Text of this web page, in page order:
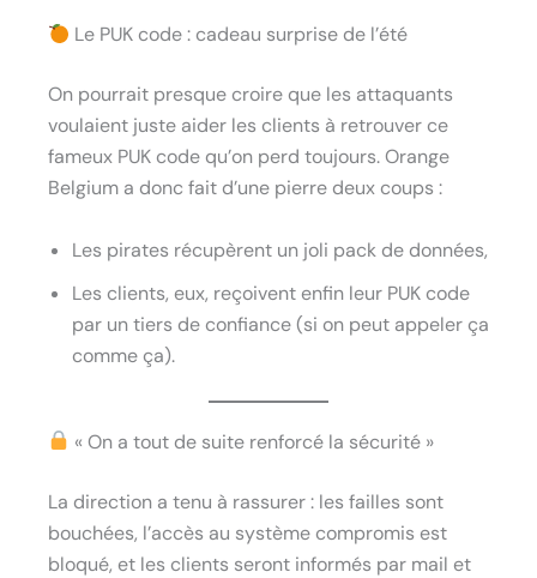
Le PUK code : cadeau surprise de l’été
On pourrait presque croire que les attaquants
voulaient juste aider les clients à retrouver ce
fameux PUK code qu’on perd toujours. Orange
Belgium a donc fait d’une pierre deux coups :
Les pirates récupèrent un joli pack de données,
Les clients, eux, reçoivent enfin leur PUK code
par un tiers de confiance (si on peut appeler ça
comme ça).
« On a tout de suite renforcé la sécurité »
La direction a tenu à rassurer : les failles sont
bouchées, l’accès au système compromis est
bloqué, et les clients seront informés par mail et